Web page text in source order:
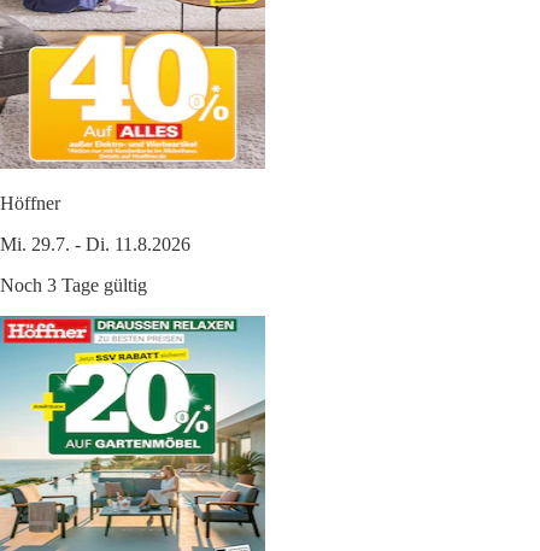
Höffner
Mi. 29.7. - Di. 11.8.2026
Noch 3 Tage gültig